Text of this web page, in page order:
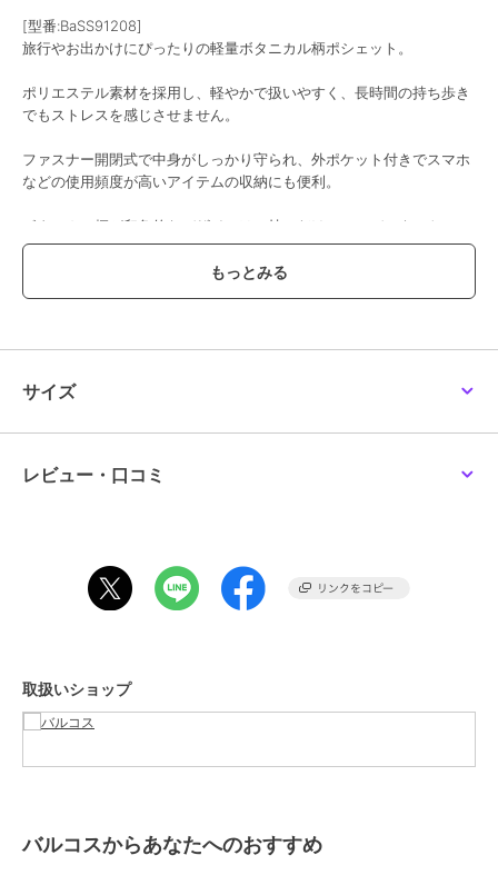
[型番:BaSS91208]
旅行やお出かけにぴったりの軽量ボタニカル柄ポシェット。
ポリエステル素材を採用し、軽やかで扱いやすく、長時間の持ち歩き
でもストレスを感じさせません。
ファスナー開閉式で中身がしっかり守られ、外ポケット付きでスマホ
などの使用頻度が高いアイテムの収納にも便利。
ボタニカル柄が印象的なデザインは、持つだけでコーディネートのア
クセントになり、高揚感をもたらしてくれます。
ショルダーストラップは取り外し可能で、シーンに応じてポーチとし
にぴったり。
商品カテゴリ バッグ ／ポシェット
性別タイプ
レディース
素材
ポリエステル
サイズ
レビュー・口コミ
取扱いショップ
バルコスからあなたへのおすすめ